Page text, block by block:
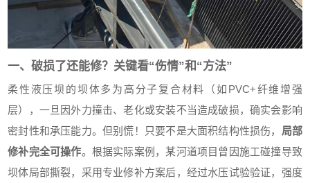
一、破损了还能修？关键看“伤情”和“方法”
柔性液压坝的坝体多为高分子复合材料（如PVC+纤维增强
层），一旦因外力撞击、老化或安装不当造成破损，确实会影响
密封性和承压能力。但别慌！只要不是大面积结构性损伤， 局部
修补完全可操作。根据实际案例，某河道项目曾因施工碰撞导致
坝体局部撕裂，采用专业修补方案后，经过水压试验验证，强度